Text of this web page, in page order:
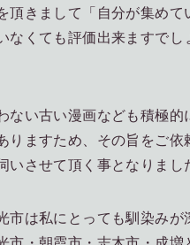
頂きまして「自分が集め
なくても評価出来ますで
ない古い漫画なども積極
りますため、その旨をご
させて頂く事となりまし
は私にとっても馴染み